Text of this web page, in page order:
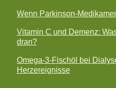
Wenn Parkinson-
Vitamin C und Demenz:
dran?
Omega-3-Fischöl bei
Herzereignisse